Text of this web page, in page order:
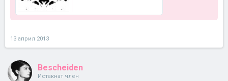
13 април 2013
Bescheiden
Истакнат член